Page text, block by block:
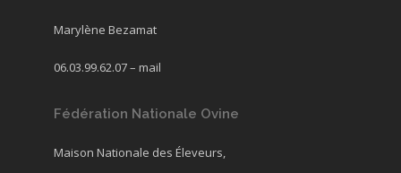
Marylène Bezamat
06.03.99.62.07 – mail
Fédération Nationale Ovine
Maison Nationale des Éleveurs,